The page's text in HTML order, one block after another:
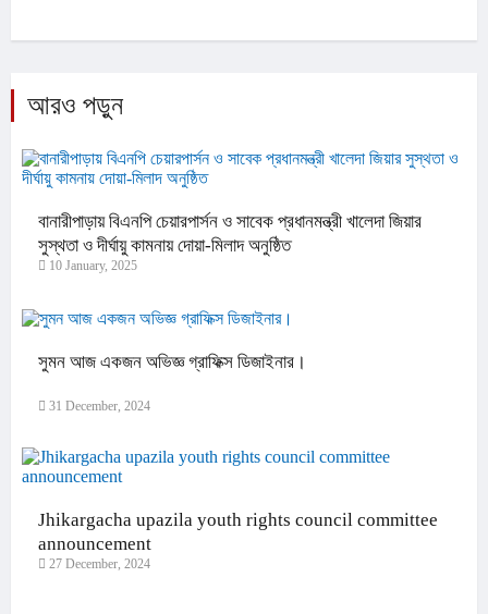
আরও পড়ুন
বানারীপাড়ায় বিএনপি চেয়ারপার্সন ও সাবেক প্রধানমন্ত্রী খালেদা জিয়ার
সুস্থতা ও দীর্ঘায়ু কামনায় দোয়া-মিলাদ অনুষ্ঠিত
10 January, 2025
সুমন আজ একজন অভিজ্ঞ গ্রাফিক্স ডিজাইনার।
31 December, 2024
Jhikargacha upazila youth rights council committee
announcement
27 December, 2024